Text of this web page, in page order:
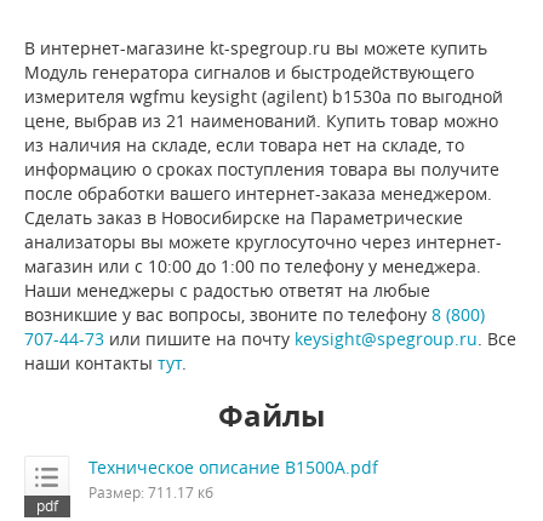
В интернет-магазине kt-spegroup.ru вы можете купить
Модуль генератора сигналов и быстродействующего
измерителя wgfmu keysight (agilent) b1530a по выгодной
цене, выбрав из 21 наименований. Купить товар можно
из наличия на складе, если товара нет на складе, то
информацию о сроках поступления товара вы получите
после обработки вашего интернет-заказа менеджером.
Сделать заказ в Новосибирске на Параметрические
анализаторы вы можете круглосуточно через интернет-
магазин или с 10:00 до 1:00 по телефону у менеджера.
Наши менеджеры с радостью ответят на любые
возникшие у вас вопросы, звоните по телефону 8 (800)
707-44-73 или пишите на почту keysight@spegroup.ru . Все
наши контакты тут.
Файлы
Техническое описание B1500A.pdf
Размер: 711.17 кб